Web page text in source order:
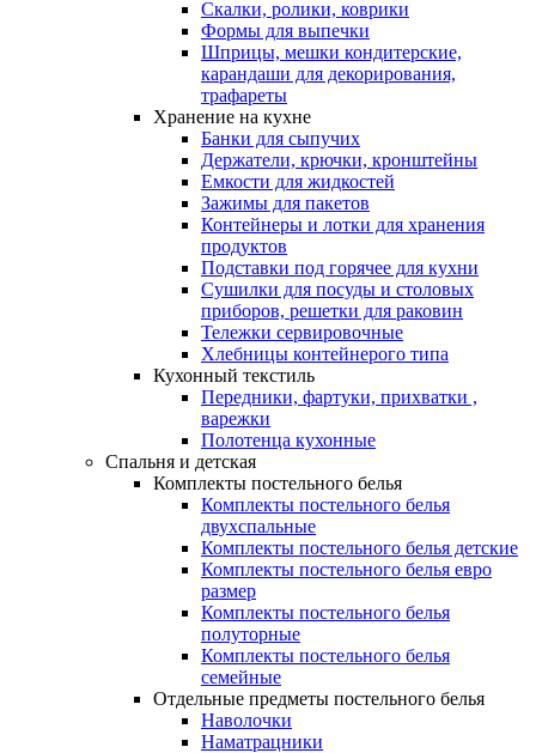
Скалки, ролики, коврики
Формы для выпечки
Шприцы, мешки кондитерские,
карандаши для декорирования,
трафареты
Хранение на кухне
Банки для сыпучих
Держатели, крючки, кронштейны
Емкости для жидкостей
Зажимы для пакетов
Контейнеры и лотки для хранения
продуктов
Подставки под горячее для кухни
Сушилки для посуды и столовых
приборов, решетки для раковин
Тележки сервировочные
Хлебницы контейнерого типа
Кухонный текстиль
Передники, фартуки, прихватки ,
варежки
Полотенца кухонные
Спальня и детская
Комплекты постельного белья
Комплекты постельного белья
двухспальные
Комплекты постельного белья детские
Комплекты постельного белья евро
размер
Комплекты постельного белья
полуторные
Комплекты постельного белья
семейные
Отдельные предметы постельного белья
Наволочки
Наматрацники